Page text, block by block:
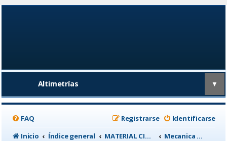
Altimetrías ▼
FAQ Identificarse
Registrarse
Inicio
Índice general MATERIAL CICLISTA Mecanica y Cuidado de la Bicicleta